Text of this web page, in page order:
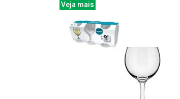
Veja mais